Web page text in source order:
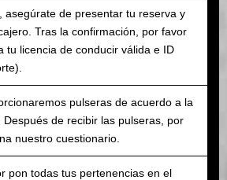
asegúrate de presentar tu reserva y
Tras la confirmación, por favor
tu licencia de conducir válida e ID
pulseras de acuerdo a la
Después de recibir las pulseras, por
nuestro cuestionario.
pon todas tus pertenencias en el